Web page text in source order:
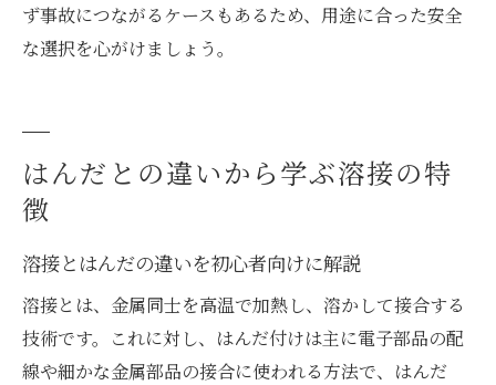
ず事故につながるケースもあるため、用途に合った安全
な選択を心がけましょう。
はんだとの違いから学ぶ溶接の特
徴
溶接とはんだの違いを初心者向けに解説
溶接とは、金属同士を高温で加熱し、溶かして接合する
技術です。これに対し、はんだ付けは主に電子部品の配
線や細かな金属部品の接合に使われる方法で、はんだ